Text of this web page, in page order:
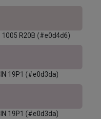
1005 R20B (#e0d4d6)
19P1 (#e0d3da)
19P1 (#e0d3da)